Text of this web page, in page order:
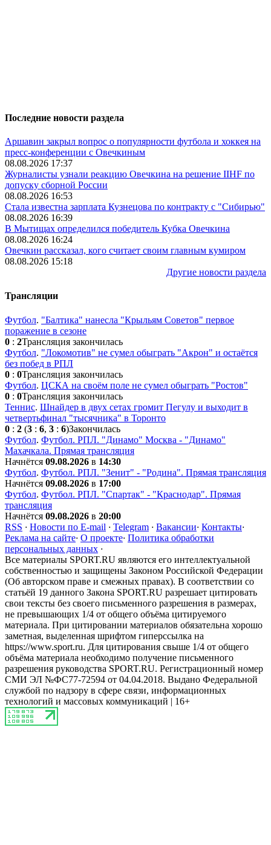
Последние новости раздела
Аршавин закрыл вопрос о популярности футбола и хоккея на
пресс-конференции с Овечкиным
08.08.2026 17:37
Журналисты узнали реакцию Овечкина на решение IIHF по
допуску сборной России
08.08.2026 16:53
Стала известна зарплата Кузнецова по контракту с "Сибирью"
08.08.2026 16:39
В Мытищах определился победитель Кубка Овечкина
08.08.2026 16:24
Овечкин рассказал, кого считает своим главным кумиром
08.08.2026 15:18
Другие новости раздела
Трансляции
Футбол. "Балтика" нанесла "Крыльям Советов" первое
поражение в сезоне
0 : 2Трансляция закончилась
Футбол. "Локомотив" не сумел обыграть "Акрон" и остаётся
без побед в РПЛ
0 : 0Трансляция закончилась
Футбол. ЦСКА на своём поле не сумел обыграть "Ростов"
0 : 0Трансляция закончилась
Теннис. Шнайдер в двух сетах громит Пегулу и выходит в
четвертьфинал "тысячника" в Торонто
0 : 2 (3 : 6, 3 : 6)Закончилась
Футбол. Футбол. РПЛ. "Динамо" Москва - "Динамо"
Махачкала. Прямая трансляция
Начнётся 09.08.2026 в 14:30
Футбол. Футбол. РПЛ. "Зенит" - "Родина". Прямая трансляция
Начнётся 09.08.2026 в 17:00
Футбол. Футбол. РПЛ. "Спартак" - "Краснодар". Прямая
трансляция
Начнётся 09.08.2026 в 20:00
RSS · Новости по E-mail · Telegram · Вакансии· Контакты·
Реклама на сайте· О проекте· Политика обработки
персональных данных ·
Все материалы SPORT.RU являются его интеллектуальной
собственностью и защищены Законом Российской Федерации
(Об авторском праве и смежных правах). В соответствии со
статьёй 19 данного Закона SPORT.RU разрешает цитировать
свои тексты без своего письменного разрешения в размерах,
не превышающих 1/4 от общего объёма цитируемого
материала. При цитировании материалов обязательна хорошо
заметная, выделенная шрифтом гиперссылка на
https://www.sport.ru. Для цитирования свыше 1/4 от общего
объёма материала необходимо получение письменного
разрешения руководства SPORT.RU. Регистрационный номер
СМИ ЭЛ №ФС77-72594 от 04.04.2018. Выдано Федеральной
службой по надзору в сфере связи, информационных
технологий и массовых коммуникаций | 16+